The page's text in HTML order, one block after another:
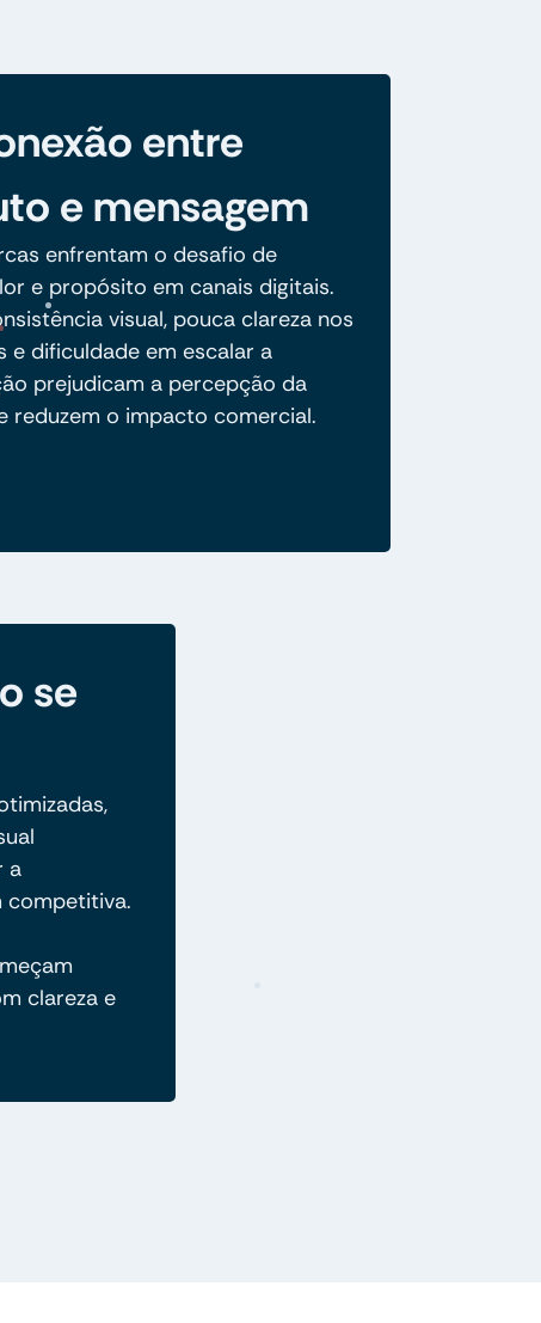
entre
e mensagem
enfrentam o desafio de
e propósito em canais digitais.
visual, pouca clareza nos
e dificuldade em escalar a
prejudicam a percepção da
reduzem o impacto comercial.
se
a
competitiva.
clareza e